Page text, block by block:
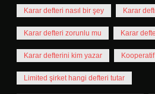
Karar defteri nasıl bir şey Karar
Karar defteri zorunlu mu Karar
Karar defterini kim yazar
Limited şirket hangi defteri tutar